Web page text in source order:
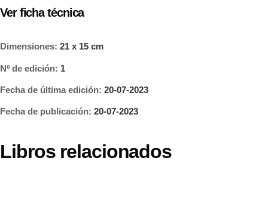
Ver ficha técnica
Dimensiones: 21 x 15 cm
Nº de edición: 1
Fecha de última edición: 20-07-2023
Fecha de publicación: 20-07-2023
Libros relacionados